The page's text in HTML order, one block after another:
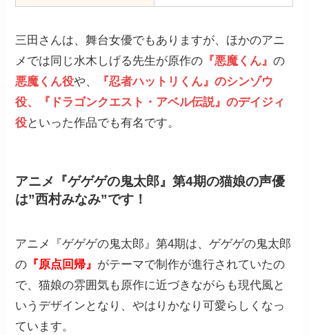
三田さんは、舞台女優でもありますが、ほかのアニ
メでは同じ水木しげる先生が原作の 『悪魔くん』の
悪魔くん役や、
『忍者ハットリくん』のシンゾウ
役、『ドラゴンクエスト・アベル伝説』のデイジィ
役といった作品でも有名です。
アニメ『ゲゲゲの鬼太郎』第4期の猫娘の声優
は”西村みなみ”です！
アニメ『ゲゲゲの鬼太郎』第4期は、ゲゲゲの鬼太郎
の 『原点回帰』 がテーマで制作が進行されていたの
で、猫娘の雰囲気も原作に近づきながらも現代風と
いうデザインとなり、やはりかなり可愛らしくなっ
ています。